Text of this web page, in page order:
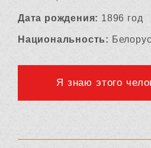
Дата рождения: 1896 год
Национальность: Белорус
Я знаю этого